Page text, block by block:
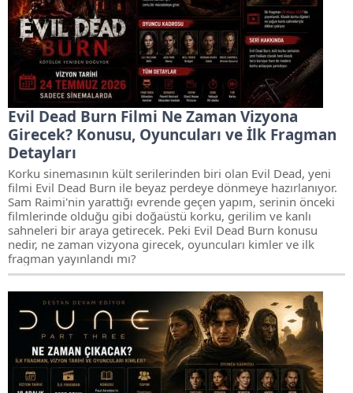
Evil Dead Burn Filmi Ne Zaman Vizyona
Girecek? Konusu, Oyuncuları ve İlk Fragman
Detayları
Korku sinemasının kült serilerinden biri olan Evil Dead, yeni
filmi Evil Dead Burn ile beyaz perdeye dönmeye hazırlanıyor.
Sam Raimi'nin yarattığı evrende geçen yapım, serinin önceki
filmlerinde olduğu gibi doğaüstü korku, gerilim ve kanlı
sahneleri bir araya getirecek. Peki Evil Dead Burn konusu
nedir, ne zaman vizyona girecek, oyuncuları kimler ve ilk
fragman yayınlandı mı?